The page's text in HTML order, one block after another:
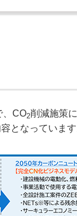
、CO2削減施策
となっています